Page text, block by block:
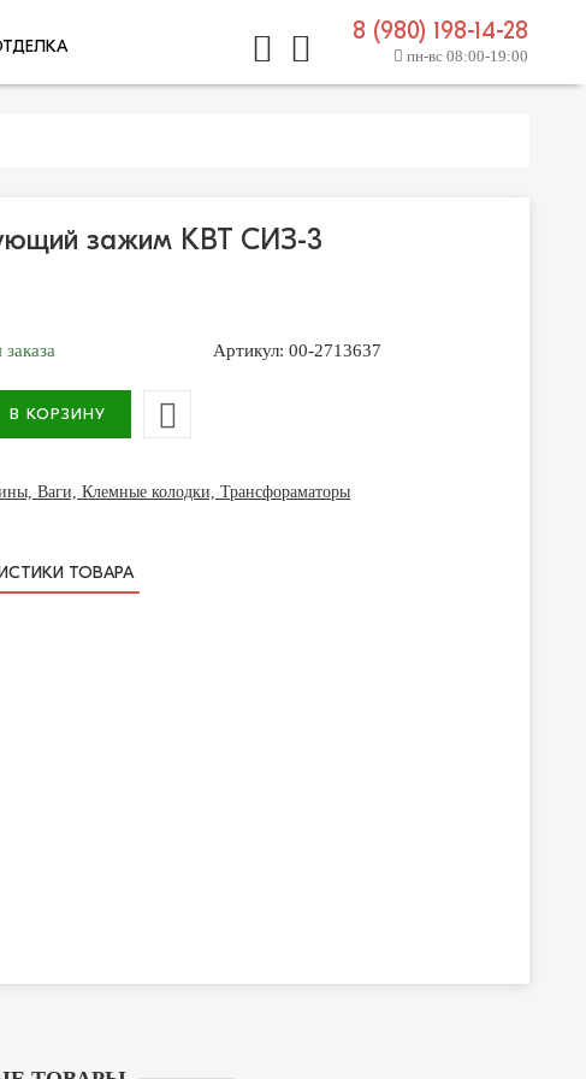
8 (980) 198-14-28
пн-вс 08:00-19:00
зажим КВТ СИЗ-3
Артикул: 00-2713637
Ваги, Клемные колодки, Трансфораматоры
ТОВАРА